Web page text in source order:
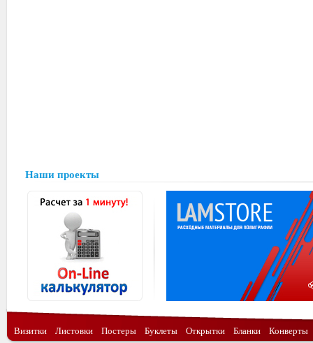
Наши проекты
Визитки Листовки Постеры Буклеты Открытки Бланки Конверты